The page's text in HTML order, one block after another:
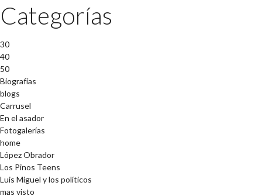
Categorías
30
40
50
Biografías
blogs
Carrusel
En el asador
Fotogalerías
home
López Obrador
Los Pinos Teens
Luis Miguel y los políticos
mas visto